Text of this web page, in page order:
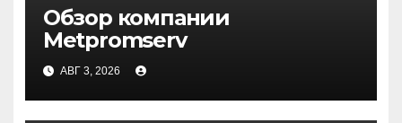
Обзор компании
Metpromserv
АВГ 3, 2026